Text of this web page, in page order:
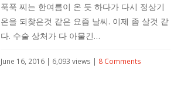
푹푹 찌는 한여름이 온 듯 하다가 다시 정상기
온을 되찾은것 같은 요즘 날씨. 이제 좀 살것 같
다. 수술 상처가 다 아물긴…
June 16, 2016 | 6,093 views | 8 Comments